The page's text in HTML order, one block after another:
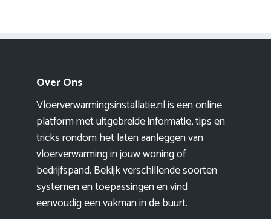
Over Ons
Vloerverwarmingsinstallatie.nl is een online
platform met uitgebreide informatie, tips en
tricks rondom het laten aanleggen van
vloerverwarming in jouw woning of
bedrijfspand. Bekijk verschillende soorten
systemen en toepassingen en vind
eenvoudig een vakman in de buurt.